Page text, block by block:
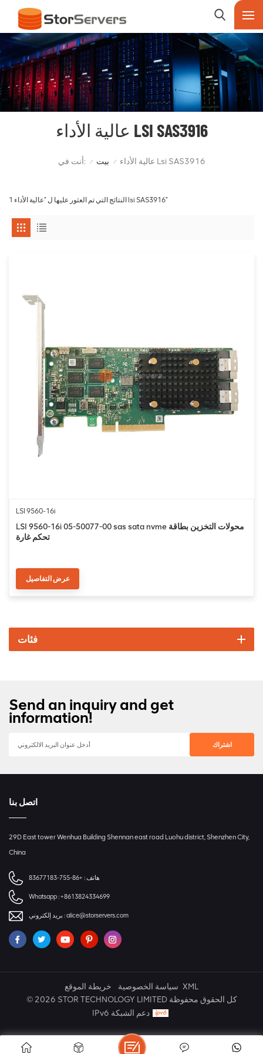
عالية الأداء LSI SAS3916
أنت في: / بيت / عالية الأداء Lsi SAS3916
1 النتائج التي تم العثور عليها ل "عالية الأداء lsi SAS3916"
LSI 9560-16i
LSI 9560-16i 05-50077-00 sas sata nvme محولات التخزين بطاقة
تحكم غارة
عرض التفاصيل
فئات
Send an inquiry and get
information!
اتصل بنا
29D East tower Wenhua Building Shennan east road Luohu district, Shenzhen City,
China
هاتف : +86-755-83677183
Whatsapp :+8613824334699
بريد إلكتروني :alice@storservers.com
خريطة الموقع سياسة الخصوصية XML
© 2026 STOR TECHNOLOGY LIMITED كل الحقوق محفوظة
IPv6 دعم الشبكة